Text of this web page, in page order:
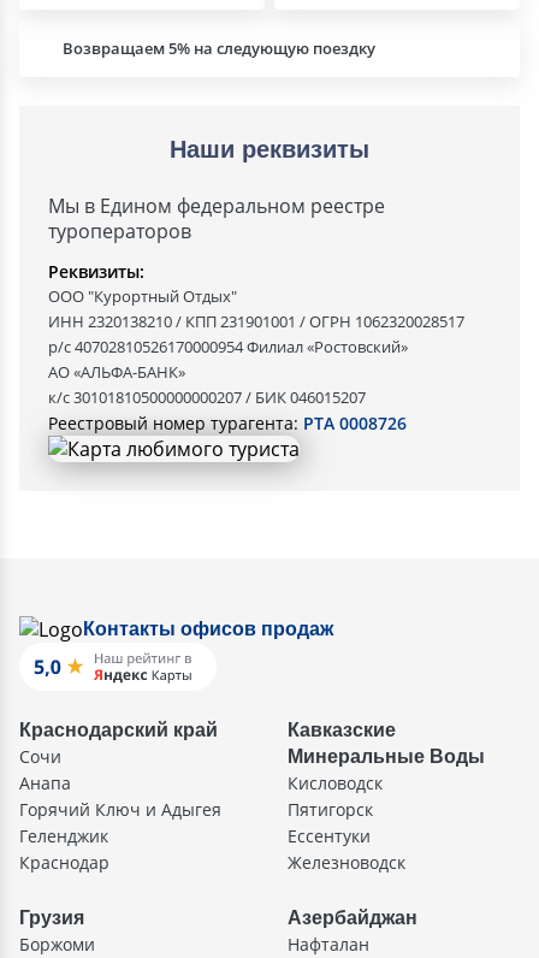
Возвращаем 5% на следующую поездку
Наши реквизиты
Мы в Едином федеральном реестре
туроператоров
Реквизиты:
ООО "Курортный Отдых"
ИНН 2320138210 / КПП 231901001 / ОГРН 1062320028517
р/с 40702810526170000954 Филиал «Ростовский»
АО «АЛЬФА-БАНК»
к/с 30101810500000000207 / БИК 046015207
Реестровый номер турагента: РТА 0008726
Контакты офисов продаж
Краснодарский край
Сочи
Анапа
Горячий Ключ и Адыгея
Геленджик
Краснодар
Кавказские
Минеральные Воды
Кисловодск
Пятигорск
Ессентуки
Железноводск
Грузия
Боржоми
Азербайджан
Нафталан